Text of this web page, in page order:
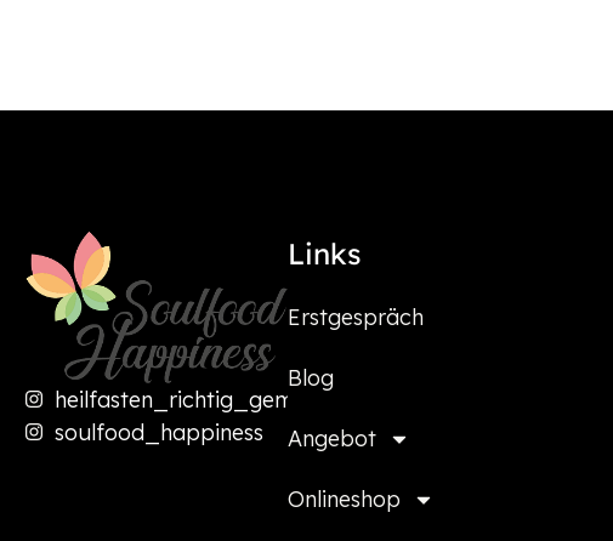
heilfasten_richtig_gemacht
soulfood_happiness
Links
Erstgespräch
Blog
Angebot
Onlineshop